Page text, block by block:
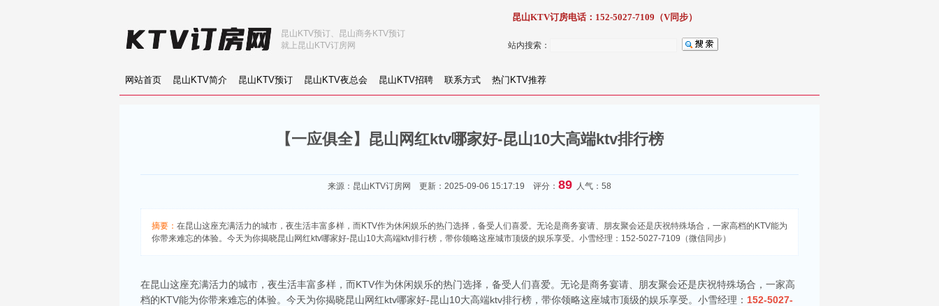
站内搜索：
网站首页 昆山KTV简介 昆山KTV预订 昆山KTV夜总会 昆山KTV招聘 联系方式 热门KTV推荐
昆山KTV预订、昆山商务KTV预订
就上昆山KTV订房网
昆山KTV订房电话：152-5027-7109（V同步）
【一应俱全】昆山网红ktv哪家好-昆山10大高端ktv排行榜
来源： 昆山KTV订房网 更新：2025-09-06 15:17:19 评分： 89 人气：58
摘要： 在昆山这座充满活力的城市，夜生活丰富多样，而KTV作为休闲娱乐的热门选择，备受人们喜爱。无论是商务宴请、朋友聚会还是庆祝特殊场合，一家高档的KTV能为
你带来难忘的体验。今天为你揭晓昆山网红ktv哪家好-昆山10大高端ktv排行榜，带你领略这座城市顶级的娱乐享受。小雪经理：152-5027-7109（微信同步）
在昆山这座充满活力的城市，夜生活丰富多样，而KTV作为休闲娱乐的热门选择，备受人们喜爱。无论是商务宴请、朋友聚会还是庆祝特殊场合，一家高
档的KTV能为你带来难忘的体验。今天为你揭晓昆山网红ktv哪家好-昆山10大高端ktv排行榜，带你领略这座城市顶级的娱乐享受。小雪经理： 152-5027-